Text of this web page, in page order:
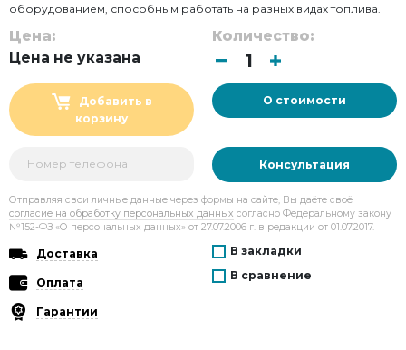
оборудованием, способным работать на разных видах топлива.
Цена:
Цена не указана
Количество:
Добавить в
корзину
О стоимости
Консультация
Отправляя свои личные данные через формы на сайте, Вы даёте своё
согласие на обработку персональных данных согласно Федеральному закону
№152-ФЗ «О персональных данных» от 27.07.2006 г. в редакции от 01.07.2017.
Доставка
Оплата
Гарантии
В закладки
В сравнение